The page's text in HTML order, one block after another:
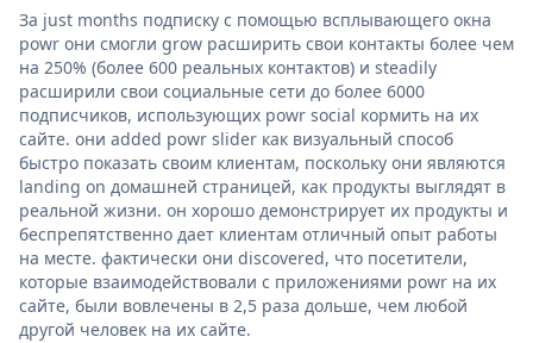
За just months подписку с помощью всплывающего окна
powr они смогли grow расширить свои контакты более чем
на 250% (более 600 реальных контактов) и steadily
расширили свои социальные сети до более 6000
подписчиков, использующих powr social кормить на их
сайте. они added powr slider как визуальный способ
быстро показать своим клиентам, поскольку они являются
landing on домашней страницей, как продукты выглядят в
реальной жизни. он хорошо демонстрирует их продукты и
беспрепятственно дает клиентам отличный опыт работы
на месте. фактически они discovered, что посетители,
которые взаимодействовали с приложениями powr на их
сайте, были вовлечены в 2,5 раза дольше, чем любой
другой человек на их сайте.